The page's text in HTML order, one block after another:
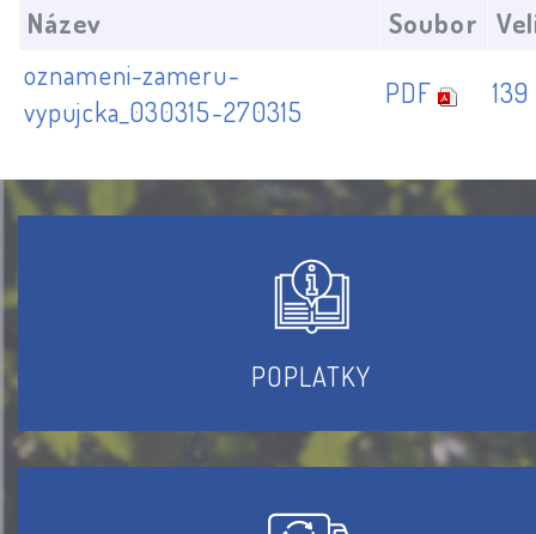
Název Soubor
oznameni-zameru-
vypujcka_030315-270315
PDF
POPLATKY